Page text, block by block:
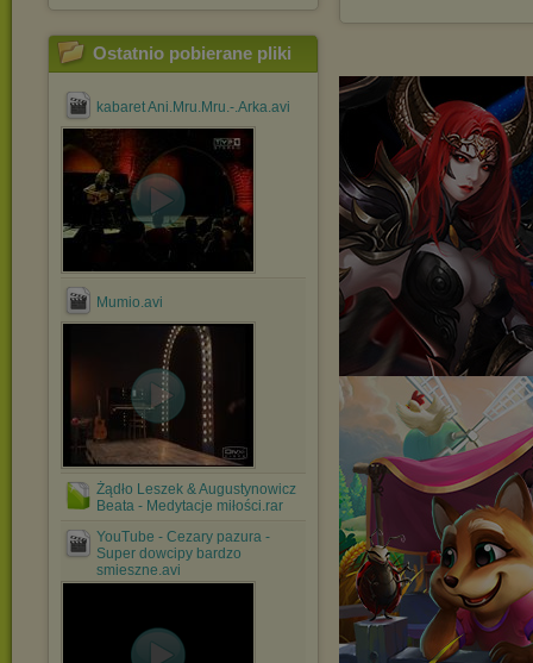
Ostatnio pobierane pliki
kabaret Ani.Mru.Mru.-.Arka.avi
Mumio.avi
Żądło Leszek & Augustynowicz
Beata - Medytacje miłości.rar
YouTube - Cezary pazura -
Super dowcipy bardzo
smieszne.avi